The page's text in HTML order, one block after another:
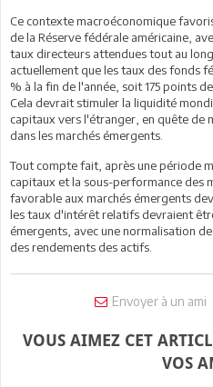
Ce contexte macroéconomique
de la Réserve fédérale américaine,
taux directeurs attendues tout au
actuellement que les taux des fonds
% à la fin de l'année, soit 175 points
Cela devrait stimuler la liquidité
capitaux vers l'étranger, en quête de
dans les marchés émergents.
Tout compte fait, après une période
capitaux et la sous-performance des
favorable aux marchés émergents
les taux d'intérêt relatifs devraient
émergents, avec une normalisation
des rendements des actifs.
Envoyer à un ami
VOUS AIMEZ CET
VOS